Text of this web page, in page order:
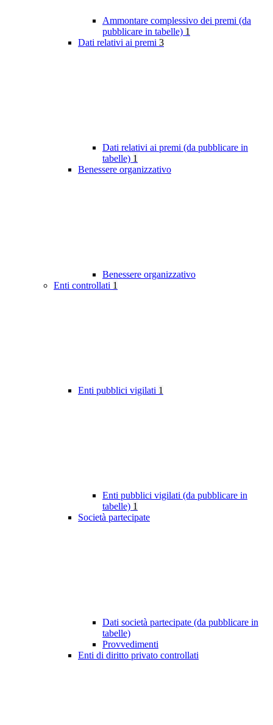
Ammontare complessivo dei premi (da
pubblicare in tabelle) 1
Dati relativi ai premi 3
Dati relativi ai premi (da pubblicare in
tabelle) 1
Benessere organizzativo
Benessere organizzativo
Enti controllati 1
Enti pubblici vigilati 1
Enti pubblici vigilati (da pubblicare in
tabelle) 1
Società partecipate
Dati società partecipate (da pubblicare in
tabelle)
Provvedimenti
Enti di diritto privato controllati